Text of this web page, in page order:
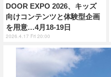
DOOR EXPO 2026、キッズ
向けコンテンツと体験型企画
を用意…4月18‐19日
2026.4.17 Fri 20:00